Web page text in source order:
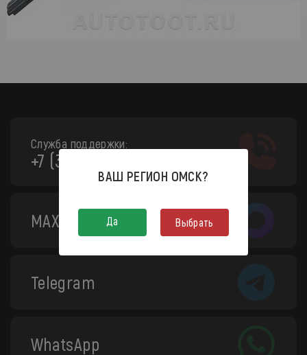
Служба поддержки:
+7 (3812) 208-130
MAX
Telegram
WhatsApp
ВАШ РЕГИОН ОМСК?
Да Выбрать